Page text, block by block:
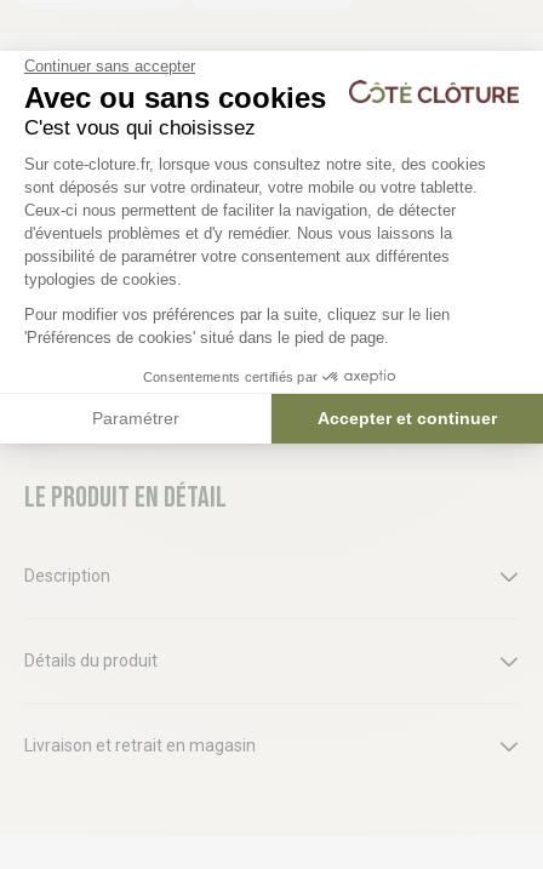
Les produits compatibles
20 déclinaisons
Grille barreaudée COPENHAGUE
263,90 €
Grille barreaudée OSLO
282,34 €
Le produit en détail
Description
Détails du produit
Livraison et retrait en magasin
Continuer sans accepter
Avec ou sans cookies
C'est vous qui choisissez
Plateforme de Gestion du
Sur cote-cloture.fr, lorsque vous consultez notre site, des cookies
sont déposés sur votre ordinateur, votre mobile ou votre tablette.
Ceux-ci nous permettent de faciliter la navigation, de détecter
d'éventuels problèmes et d'y remédier. Nous vous laissons la
possibilité de paramétrer votre consentement aux différentes
typologies de cookies.
Pour modifier vos préférences par la suite, cliquez sur le lien
'Préférences de cookies' situé dans le pied de page.
Consentements certifiés par
Paramétrer Accepter et continuer
Axeptio consent